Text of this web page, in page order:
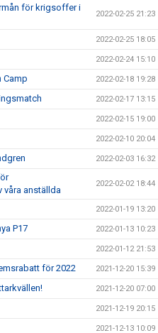
för krigsoffer i
2022-02-25 21:23
2022-02-25 18:05
2022-02-24 15:10
Camp 2022-02-18 19:28
2022-02-17 13:15
2022-02-15 19:00
2022-02-10 20:04
2022-02-03 16:32
våra anställda
2022-02-02 18:44
2022-01-19 13:20
P17 2022-01-13 10:23
2022-01-12 21:53
för 2022 2021-12-20 15:39
2021-12-20 07:00
2021-12-19 20:15
2021-12-13 10:09